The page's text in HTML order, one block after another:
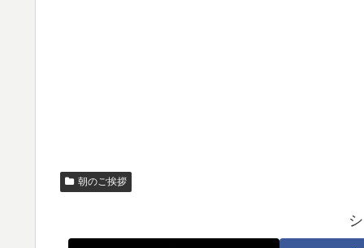
朝のご挨拶